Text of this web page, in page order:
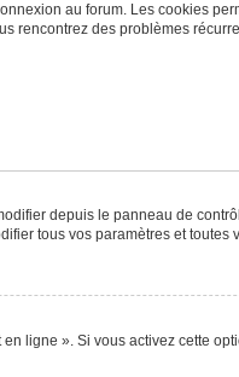
au forum. Les cookies
rencontrez des problèmes
depuis le panneau de
tous vos paramètres et toutes
ligne ». Si vous activez cette